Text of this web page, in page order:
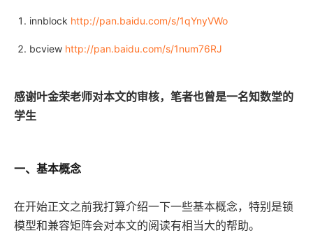
innblock http://pan.baidu.com/s/1qYnyVWo
bcview http://pan.baidu.com/s/1num76RJ
感谢叶金荣老师对本文的审核，笔者也曾是一名知数堂的
学生
一、基本概念
在开始正文之前我打算介绍一下一些基本概念，特别是锁
模型和兼容矩阵会对本文的阅读有相当大的帮助。